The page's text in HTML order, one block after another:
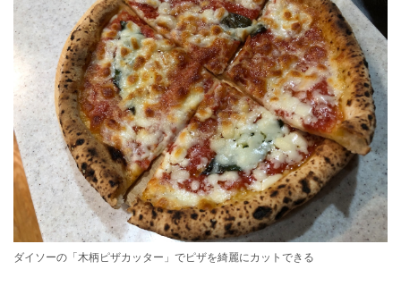
ダイソーの「木柄ピザカッター」でピザを綺麗にカットできる